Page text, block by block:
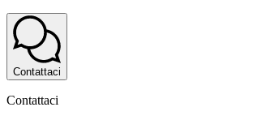
Contattaci
Contattaci